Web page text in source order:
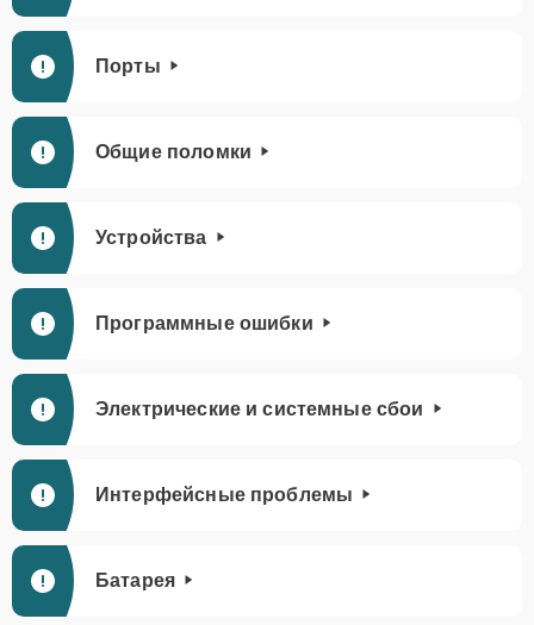
Порты
Общие поломки
Устройства
Программные ошибки
Электрические и системные сбои
Интерфейсные проблемы
Батарея